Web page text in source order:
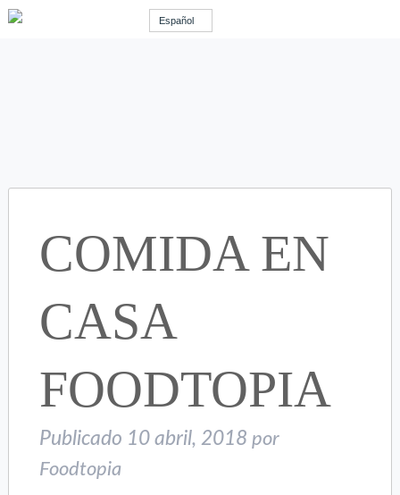
Español
COMIDA EN
CASA
FOODTOPIA
Publicado 10 abril, 2018 por
Foodtopia